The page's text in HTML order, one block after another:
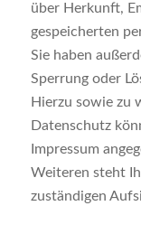
über Herkunft,
gespeicherten
Sie haben
Sperrung oder
Hierzu sowie zu
Datenschutz
Impressum
Weiteren steht
zuständigen